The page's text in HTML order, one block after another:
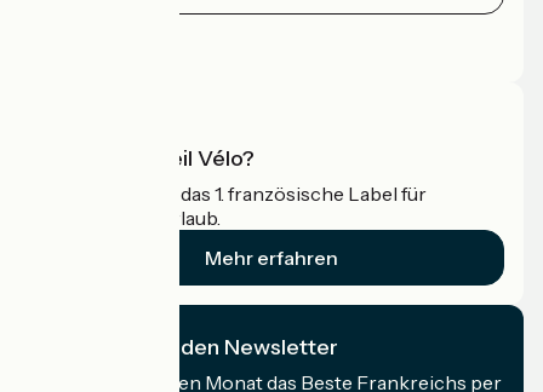
Was ist Accueil Vélo?
Accueil Vélo ist das 1. französische Label für
Radfahrer im Urlaub.
Mehr erfahren
Ich abonniere den Newsletter
Erhalten Sie jeden Monat das Beste Frankreichs per